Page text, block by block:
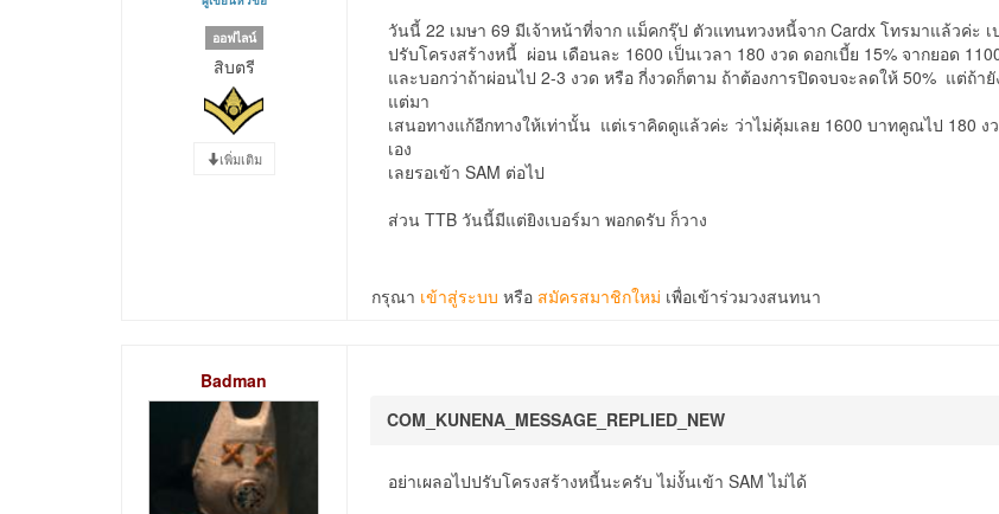
ออฟไลน์
สิบตรี
เพิ่มเติม
วันนี้ 22 เมษา 69 มีเจ้าหน้าที่จาก แม็คกรุ๊ป ตัวแทนทวงหนี้จาก Cardx โทรมาแล้วค่ะ
ปรับโครงสร้างหนี้ ผ่อน เดือนละ 1600 เป็นเวลา 180 งวด ดอกเบี้ย 15% จากยอด
และบอกว่าถ้าผ่อนไป 2-3 งวด หรือ กี่งวดก็ตาม ถ้าต้องการปิดจบจะลดให้ 50% แต่ถ้า
แต่มา
เสนอทางแก้อีกทางให้เท่านั้น แต่เราคิดดูแล้วค่ะ ว่าไม่คุ้มเลย 1600 บาทคูณไป 180
เอง
เลยรอเข้า SAM ต่อไป
ส่วน TTB วันนี้มีแต่ยิงเบอร์มา พอกดรับ ก็วาง
กรุณา เข้าสู่ระบบ หรือ สมัครสมาชิกใหม่ เพื่อเข้าร่วมวงสนทนา
Badman
COM_KUNENA_MESSAGE_REPLIED_NEW
อย่าเผลอไปปรับโครงสร้างหนี้นะครับ ไม่งั้นเข้า SAM ไม่ได้